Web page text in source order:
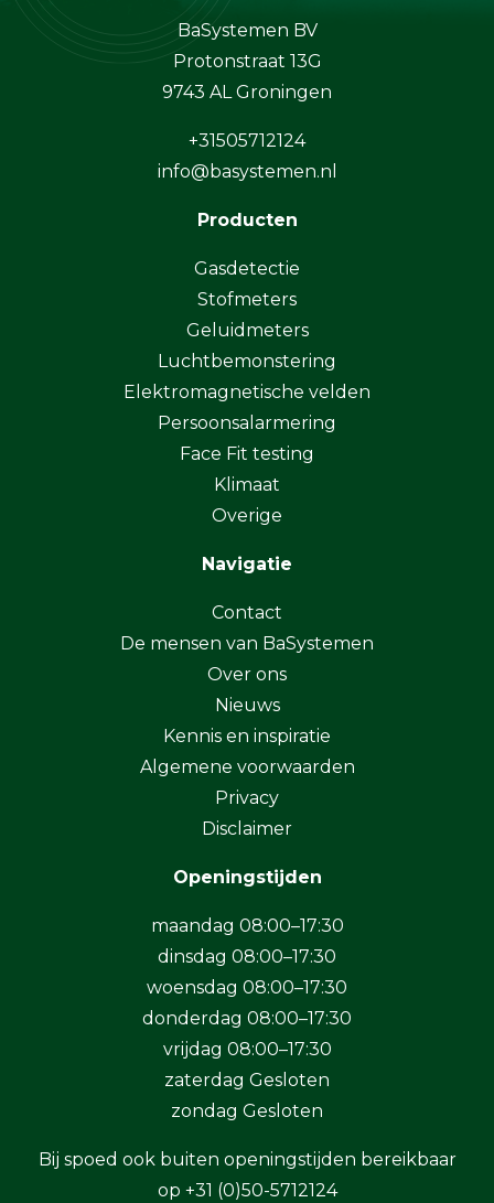
BaSystemen BV
Protonstraat 13G
9743 AL Groningen
+31505712124
info@basystemen.nl
Producten
Gasdetectie
Stofmeters
Geluidmeters
Luchtbemonstering
Elektromagnetische velden
Persoonsalarmering
Face Fit testing
Klimaat
Overige
Navigatie
Contact
De mensen van BaSystemen
Over ons
Nieuws
Kennis en inspiratie
Algemene voorwaarden
Privacy
Disclaimer
Openingstijden
maandag 08:00–17:30
dinsdag 08:00–17:30
woensdag 08:00–17:30
donderdag 08:00–17:30
vrijdag 08:00–17:30
zaterdag Gesloten
zondag Gesloten
Bij spoed ook buiten openingstijden bereikbaar
op +31 (0)50-5712124